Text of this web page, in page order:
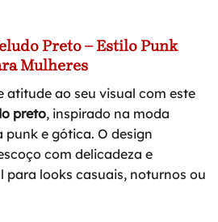
Preto – Estilo Punk
Mulheres
atitude ao seu visual com este
preto, inspirado na moda
e gótica. O design
com delicadeza e
para looks casuais, noturnos ou